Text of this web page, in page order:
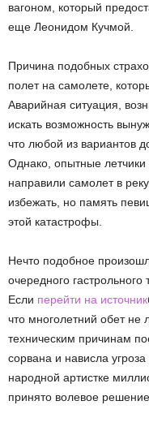
вагоном, который
еще Леонидом Кучмой.
Причина подобных
полет на самолете,
Аварийная ситуация,
искать возможность
что любой из вариантов
Однако, опытные летчики
направили самолет в
избежать, но память
этой катастрофы.
Нечто подобное
очередного
Если перейти на источник
что многолетний обет не
техническим причинам
сорвана и нависла
народной артистке
принято волевое решение